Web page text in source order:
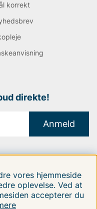
korrekt
direkte!
Anmeld
vores hjemmeside
oplevelse. Ved at
accepterer du